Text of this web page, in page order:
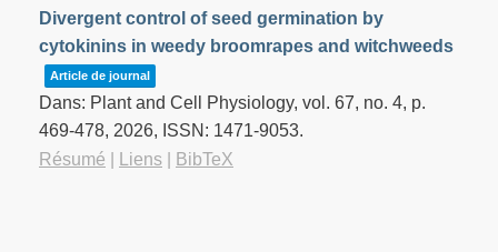
Divergent control of seed germination by
cytokinins in weedy broomrapes and witchweeds
Article de journal
Dans: Plant and Cell Physiology, vol. 67, no. 4, p.
469-478, 2026, ISSN: 1471-9053.
Résumé
Liens BibTeX